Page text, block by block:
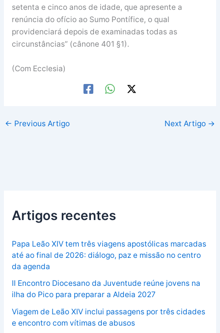
setenta e cinco anos de idade, que apresente a
renúncia do ofício ao Sumo Pontífice, o qual
providenciará depois de examinadas todas as
circunstâncias” (cânone 401 §1).
(Com Ecclesia)
← Previous Artigo Next Artigo →
Artigos recentes
Papa Leão XIV tem três viagens apostólicas marcadas
até ao final de 2026: diálogo, paz e missão no centro
da agenda
II Encontro Diocesano da Juventude reúne jovens na
ilha do Pico para preparar a Aldeia 2027
Viagem de Leão XIV inclui passagens por três cidades
e encontro com vítimas de abusos